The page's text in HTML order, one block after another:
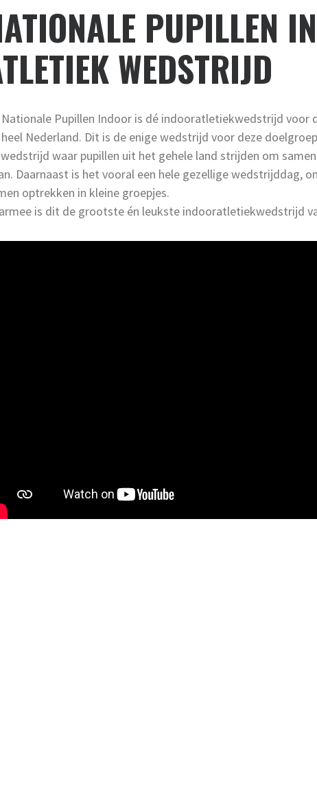
PUPILLEN
WEDSTRIJD
Nationale Pupillen Indoor is dé indooratletiekwedstrijd voor
Nederland. Dit is de enige wedstrijd voor deze
waar pupillen uit het gehele land strijden om
Daarnaast is het vooral een hele gezellige wedstrijddag,
optrekken in kleine groepjes.
is dit de grootste én leukste indooratletiekwedstrijd